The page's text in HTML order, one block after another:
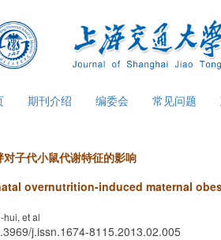
期刊介绍 编委会 常见问题
子代小鼠代谢特征的影响
overnutrition-induced maternal
hui, et al
j.issn.1674-8115.2013.02.005